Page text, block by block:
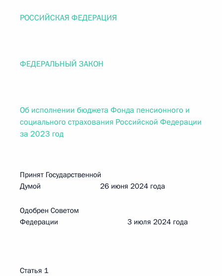
РОССИЙСКАЯ ФЕДЕРАЦИЯ
ФЕДЕРАЛЬНЫЙ ЗАКОН
Об исполнении бюджета Фонда пенсионного и
социального страхования Российской Федерации
за 2023 год
Принят Государственной
Думой 26 июня 2024 года
Одобрен Советом
Федерации 3 июля 2024 года
Статья 1